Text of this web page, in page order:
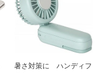
暑さ対策に ハンディフ